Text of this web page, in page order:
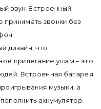
звук. Встроенный
звонки без
дизайн, что
прилегание ушам – это
Встроенная батарея
музыки, а
аккумулятор.